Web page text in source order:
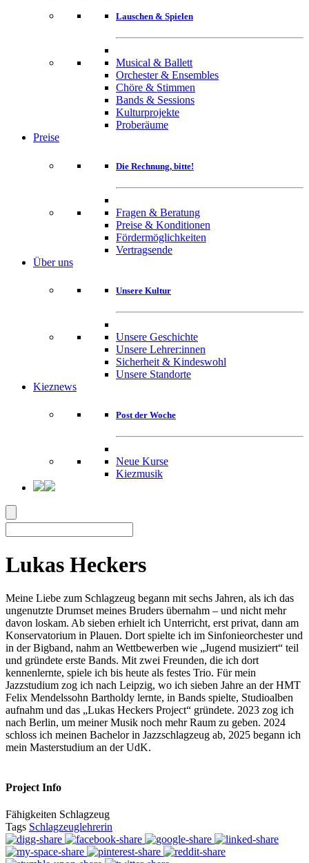
Lauschen & Spielen
Musical & Ballett
Orchester & Ensembles
Chöre & Stimmen
Bands & Sessions
Kulturprojekte
Proberäume
Preise
Die Rechnung, bitte!
Fragen & Beratung
Preise & Konditionen
Fördermöglichkeiten
Vertragsende
Über uns
Unsere Kultur
Unsere Geschichte
Unsere Lehrer:innen
Sicherheit & Kindeswohl
Unsere Standorte
Kieznews
Post der Woche
Neue Kurse
Kiezmusik
Lukas Heckers
Meine Liebe zum Schlagzeug begann mit sechs Jahren, als ich das
ungenutzte Drumset meines Bruders übernahm – und nicht mehr
davon loskam. Ab sieben erhielt ich Unterricht, erst privat, dann am
Konservatorium in Plauen. Dort spielte ich im Sinfonieorchester und
in der Bigband, nahm an Wettbewerben wie „Jugend musiziert“ teil
und gründete erste Bands. Mit zwei Freunden, die ich dort
kennenlernte, spiele ich bis heute als festes Trio. Für mein
Jazzstudium zog ich nach Leipzig, wo ich sieben Jahre an der HMT
Felix Mendelssohn Bartholdy lernte, in Bands spielte, Studioalben
aufnahm und das „Lukas Heckers Project“ gründete. 2023 zog ich
nach Berlin, um meiner Musik noch mehr Raum zu geben. 2024
schloss ich meinen Bachelor in Jazzschlagzeug ab, 2025 begann ich
mein Masterstudium an der UdK.
Project Info
Fähigkeiten Schlagzeug
Tags Schlagzeuglehrerin